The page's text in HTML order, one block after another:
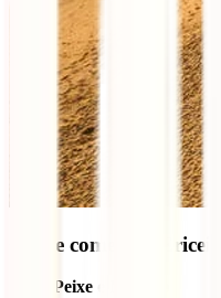
O que comer na Ericeira
Peixe e Marisco